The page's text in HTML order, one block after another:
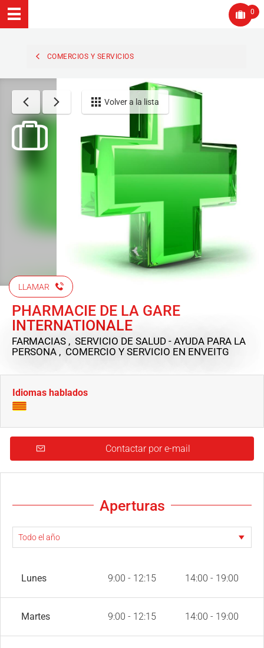
0
COMERCIOS Y SERVICIOS
Volver a la lista
LLAMAR
PHARMACIE DE LA GARE
INTERNATIONALE
FARMACIAS , SERVICIO DE SALUD - AYUDA PARA LA
PERSONA , COMERCIO Y SERVICIO EN ENVEITG
Idiomas hablados
Contactar por e-mail
Aperturas
Lunes 9:00 - 12:15 14:00 - 19:00
Martes 9:00 - 12:15 14:00 - 19:00